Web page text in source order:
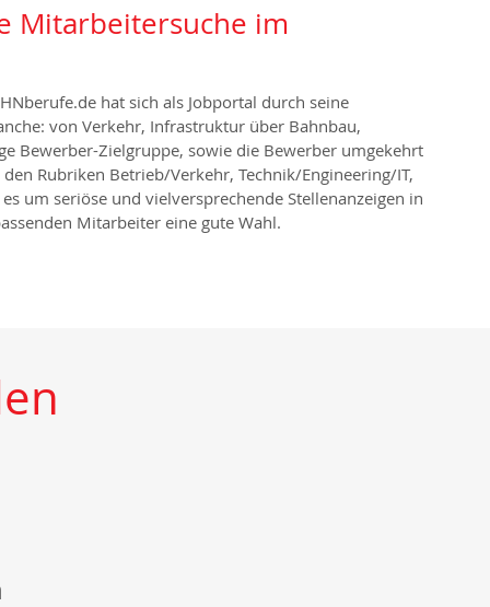
Mitarbeitersuche im
hat sich als Jobportal durch seine
von Verkehr, Infrastruktur über Bahnbau,
Bewerber-Zielgruppe, sowie die Bewerber umgekehrt
Rubriken Betrieb/Verkehr, Technik/Engineering/IT,
um seriöse und vielversprechende Stellenanzeigen in
Mitarbeiter eine gute Wahl.